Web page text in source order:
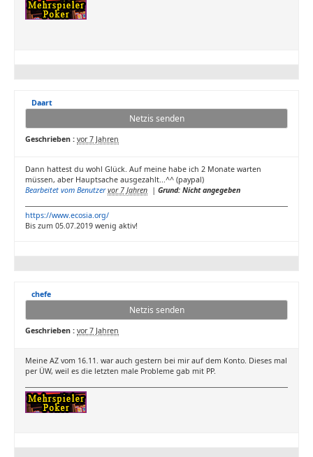
Daart
Netzis senden
Geschrieben : vor 7 Jahren
Dann hattest du wohl Glück. Auf meine habe ich 2 Monate warten
müssen, aber Hauptsache ausgezahlt...^^ (paypal)
Bearbeitet vom Benutzer vor 7 Jahren | Grund: Nicht angegeben
https://www.ecosia.org/
Bis zum 05.07.2019 wenig aktiv!
chefe
Netzis senden
Geschrieben : vor 7 Jahren
Meine AZ vom 16.11. war auch gestern bei mir auf dem Konto. Dieses mal
per ÜW, weil es die letzten male Probleme gab mit PP.